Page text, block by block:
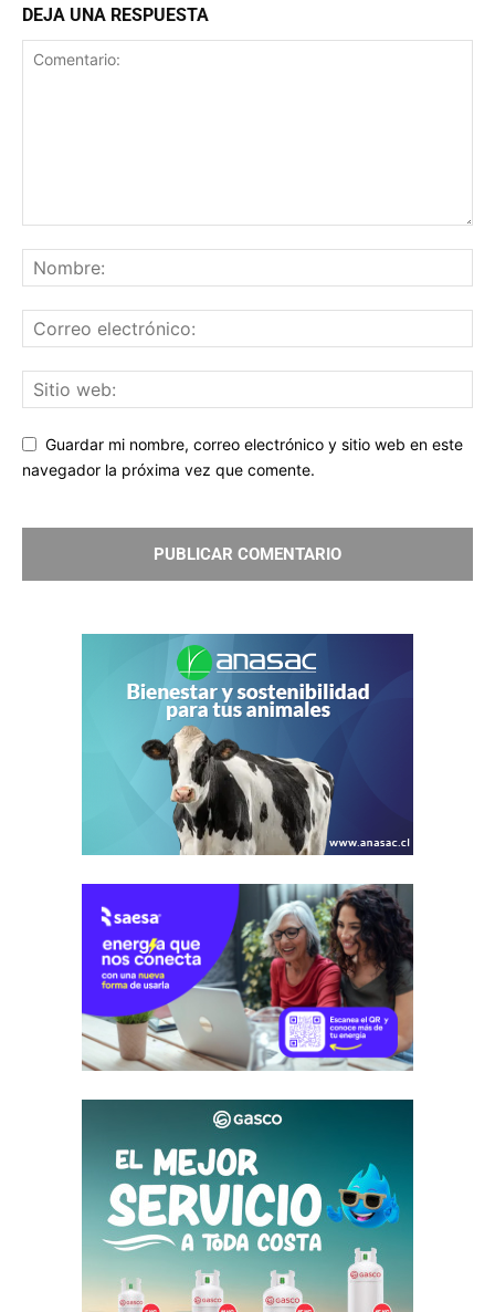
DEJA UNA RESPUESTA
Guardar mi nombre, correo electrónico y sitio web en este
navegador la próxima vez que comente.